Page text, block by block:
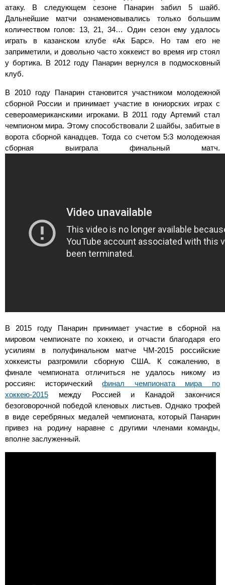
атаку. В следующем сезоне Панарин забил 5 шайб.
Дальнейшие матчи ознаменовывались только большим
количеством голов: 13, 21, 34… Один сезон ему удалось
играть в казанском клубе «Ак Барс». Но там его не
заприметили, и довольно часто хоккеист во время игр стоял
у бортика. В 2012 году Панарин вернулся в подмосковный
клуб.
В 2010 году Панарин становится участником молодежной
сборной России и принимает участие в юниорских играх с
североамериканскими игроками. В 2011 году Артемий стал
чемпионом мира. Этому способствовали 2 шайбы, забитые в
ворота сборной канадцев. Тогда со счетом 5:3 молодежная
сборная выиграла финальный матч.
В 2015 году Панарин принимает участие в сборной на
мировом чемпионате по хоккею, и отчасти благодаря его
усилиям в полуфинальном матче ЧМ-2015 российские
хоккеисты разгромили сборную США. К сожалению, в
финале чемпионата отличиться не удалось никому из
россиян: историческийфинал чемпионата мира по
хоккею-2015 между Россией и Канадой закончися
безоговорочной победой кленовых листьев. Однако трофей
в виде серебряных медалей чемпионата, который Панарин
привез на родину наравне с другими членами команды,
вполне заслуженный.